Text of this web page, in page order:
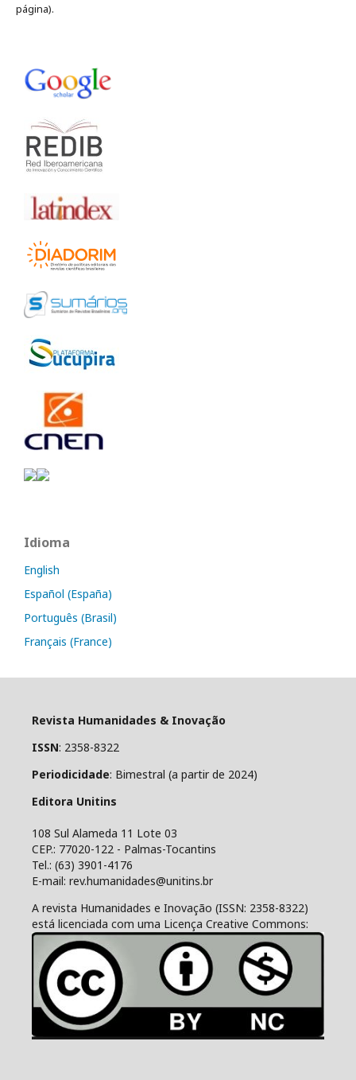
página).
Idioma
English
Español (España)
Português (Brasil)
Français (France)
Revista Humanidades & Inovação
ISSN: 2358-8322
Periodicidade: Bimestral (a partir de 2024)
Editora Unitins
108 Sul Alameda 11 Lote 03
CEP.: 77020-122 - Palmas-Tocantins
Tel.: (63) 3901-4176
E-mail: rev.humanidades@unitins.br
A revista Humanidades e Inovação (ISSN: 2358-8322)
está licenciada com uma Licença Creative Commons: